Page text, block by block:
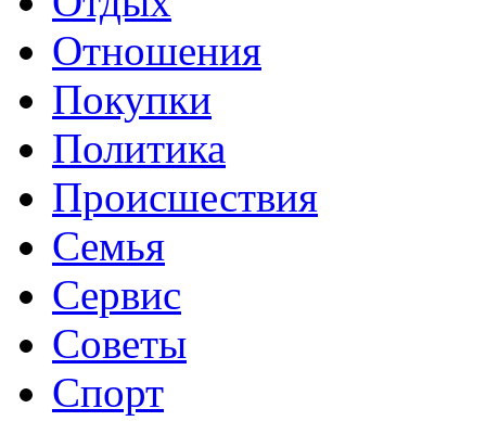
Отношения
Покупки
Политика
Происшествия
Семья
Сервис
Советы
Спорт